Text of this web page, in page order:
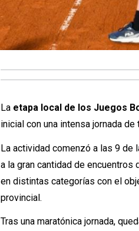
La etapa local de los Juegos
inicial con una intensa jornada
La actividad comenzó a las 9 de
a la gran cantidad de
en distintas categorías con el
provincial.
Tras una maratónica jornada,